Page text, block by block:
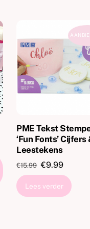
PME Tekst
‘Fun Fonts’ Cijfers
Leestekens
€15.99
prijs
was:
€9.99Huidige
prijs
is:
Lees verder